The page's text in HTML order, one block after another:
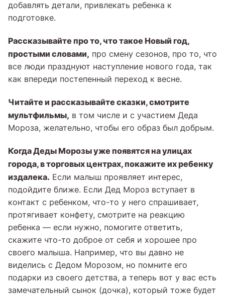
добавлять детали, привлекать ребенка к
подготовке.
Рассказывайте про то, что такое Новый год,
простыми словами, про смену сезонов, про то, что
все люди празднуют наступление нового года, так
как впереди постепенный переход к весне.
Читайте и рассказывайте сказки, смотрите
мультфильмы, в том числе и с участием Деда
Мороза, желательно, чтобы его образ был добрым.
КогдаДеды Морозыуже появятся на улицах
города, в торговых центрах, покажите их ребенку
издалека. Если малыш проявляет интерес,
подойдите ближе. Если Дед Мороз вступает в
контакт с ребенком, что-то у него спрашивает,
протягивает конфету, смотрите на реакцию
ребенка — если нужно, помогите ответить,
скажите что-то доброе от себя и хорошее про
своего малыша. Например, что вы давно не
виделись с Дедом Морозом, но помните его
подарки из своего детства, а теперь вот у вас есть
замечательный сынок (дочка), который тоже будет